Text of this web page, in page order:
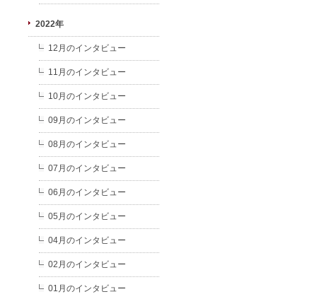
2022年
12月のインタビュー
11月のインタビュー
10月のインタビュー
09月のインタビュー
08月のインタビュー
07月のインタビュー
06月のインタビュー
05月のインタビュー
04月のインタビュー
02月のインタビュー
01月のインタビュー